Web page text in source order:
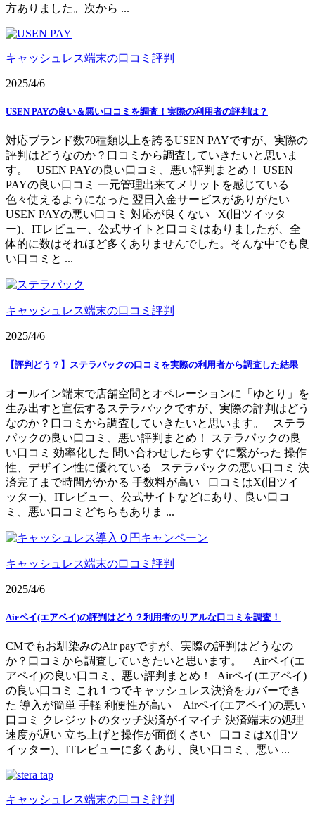
方ありました。次から ...
キャッシュレス端末の口コミ評判
2025/4/6
USEN PAYの良い＆悪い口コミを調査！実際の利用者の評判は？
対応ブランド数70種類以上を誇るUSEN PAYですが、実際の
評判はどうなのか？口コミから調査していきたいと思いま
す。 USEN PAYの良い口コミ、悪い評判まとめ！ USEN
PAYの良い口コミ 一元管理出来てメリットを感じている
色々使えるようになった 翌日入金サービスがありがたい
USEN PAYの悪い口コミ 対応が良くない X(旧ツイッタ
ー)、ITレビュー、公式サイトと口コミはありましたが、全
体的に数はそれほど多くありませんでした。そんな中でも良
い口コミと ...
キャッシュレス端末の口コミ評判
2025/4/6
【評判どう？】ステラパックの口コミを実際の利用者から調査した結果
オールイン端末で店舗空間とオペレーションに「ゆとり」を
生み出すと宣伝するステラパックですが、実際の評判はどう
なのか？口コミから調査していきたいと思います。 ステラ
パックの良い口コミ、悪い評判まとめ！ ステラパックの良
い口コミ 効率化した 問い合わせしたらすぐに繋がった 操作
性、デザイン性に優れている ステラパックの悪い口コミ 決
済完了まで時間がかかる 手数料が高い 口コミはX(旧ツイ
ッター)、ITレビュー、公式サイトなどにあり、良い口コ
ミ、悪い口コミどちらもありま ...
キャッシュレス端末の口コミ評判
2025/4/6
Airペイ(エアペイ)の評判はどう？利用者のリアルな口コミを調査！
CMでもお馴染みのAir payですが、実際の評判はどうなの
か？口コミから調査していきたいと思います。 Airペイ(エ
アペイ)の良い口コミ、悪い評判まとめ！ Airペイ(エアペイ)
の良い口コミ これ１つでキャッシュレス決済をカバーでき
た 導入が簡単 手軽 利便性が高い Airペイ(エアペイ)の悪い
口コミ クレジットのタッチ決済がイマイチ 決済端末の処理
速度が遅い 立ち上げと操作が面倒くさい 口コミはX(旧ツ
イッター)、ITレビューに多くあり、良い口コミ、悪い ...
キャッシュレス端末の口コミ評判